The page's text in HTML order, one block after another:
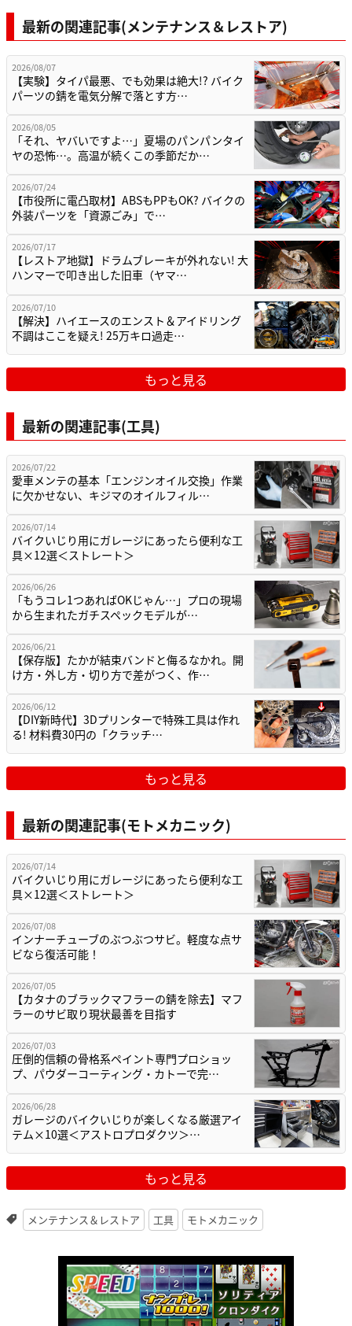
最新の関連記事(メンテナンス＆レストア)
2026/08/07
【実験】タイパ最悪、でも効果は絶大!? バイク
パーツの錆を電気分解で落とす方…
2026/08/05
「それ、ヤバいですよ…」夏場のパンパンタイ
ヤの恐怖…。高温が続くこの季節だか…
2026/07/24
【市役所に電凸取材】ABSもPPもOK? バイクの
外装パーツを「資源ごみ」で…
2026/07/17
【レストア地獄】ドラムブレーキが外れない! 大
ハンマーで叩き出した旧車（ヤマ…
2026/07/10
【解決】ハイエースのエンスト＆アイドリング
不調はここを疑え! 25万キロ過走…
もっと見る
最新の関連記事(工具)
2026/07/22
愛車メンテの基本「エンジンオイル交換」作業
に欠かせない、キジマのオイルフィル…
2026/07/14
バイクいじり用にガレージにあったら便利な工
具×12選＜ストレート＞
2026/06/26
「もうコレ1つあればOKじゃん…」プロの現場
から生まれたガチスペックモデルが…
2026/06/21
【保存版】たかが結束バンドと侮るなかれ。開
け方・外し方・切り方で差がつく、作…
2026/06/12
【DIY新時代】3Dプリンターで特殊工具は作れ
る! 材料費30円の「クラッチ…
もっと見る
最新の関連記事(モトメカニック)
2026/07/14
バイクいじり用にガレージにあったら便利な工
具×12選＜ストレート＞
2026/07/08
インナーチューブのぶつぶつサビ。軽度な点サ
ビなら復活可能！
2026/07/05
【カタナのブラックマフラーの錆を除去】マフ
ラーのサビ取り現状最善を目指す
2026/07/03
圧倒的信頼の骨格系ペイント専門プロショッ
プ、パウダーコーティング・カトーで完…
2026/06/28
ガレージのバイクいじりが楽しくなる厳選アイ
テム×10選＜アストロプロダクツ＞…
もっと見る
メンテナンス＆レストア 工具 モトメカニック